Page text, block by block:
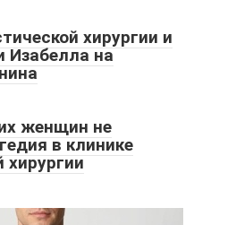
хирургии и
Изабелла на
женщин не
в клинике
хирургии